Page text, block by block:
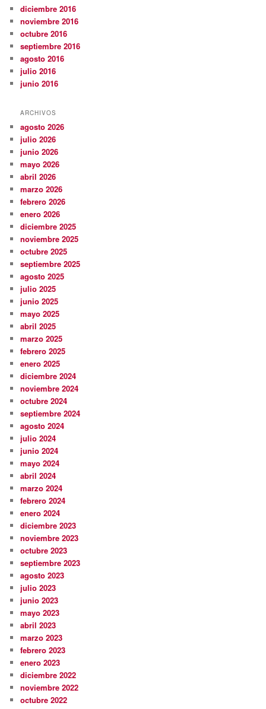
diciembre 2016
noviembre 2016
octubre 2016
septiembre 2016
agosto 2016
julio 2016
junio 2016
ARCHIVOS
agosto 2026
julio 2026
junio 2026
mayo 2026
abril 2026
marzo 2026
febrero 2026
enero 2026
diciembre 2025
noviembre 2025
octubre 2025
septiembre 2025
agosto 2025
julio 2025
junio 2025
mayo 2025
abril 2025
marzo 2025
febrero 2025
enero 2025
diciembre 2024
noviembre 2024
octubre 2024
septiembre 2024
agosto 2024
julio 2024
junio 2024
mayo 2024
abril 2024
marzo 2024
febrero 2024
enero 2024
diciembre 2023
noviembre 2023
octubre 2023
septiembre 2023
agosto 2023
julio 2023
junio 2023
mayo 2023
abril 2023
marzo 2023
febrero 2023
enero 2023
diciembre 2022
noviembre 2022
octubre 2022